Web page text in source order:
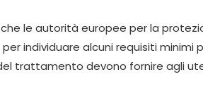
le autorità europee per la
individuare alcuni requisiti
trattamento devono fornire agli